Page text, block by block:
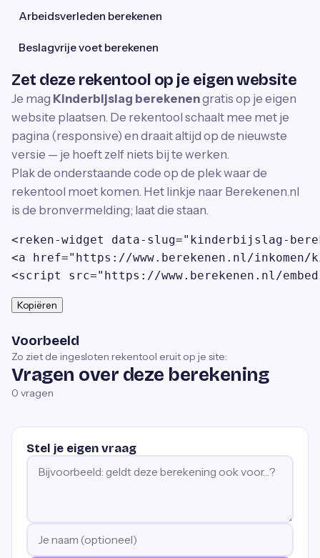
Arbeidsverleden berekenen
Beslagvrije voet berekenen
Zet deze rekentool op je eigen website
Je mag Kinderbijslag berekenengratis op je eigen
website plaatsen. De rekentool schaalt mee met je
pagina (responsive) en draait altijd op de nieuwste
versie — je hoeft zelf niets bij te werken.
Plak de onderstaande code op de plek waar de
rekentool moet komen. Het linkje naar Berekenen.nl
is de bronvermelding; laat die staan.
<reken-widget data-slug="kinderbijslag-
<a href="https://www.berekenen.nl/
<script src="https://www.berekenen.nl/
Kopiëren
Voorbeeld
Zo ziet de ingesloten rekentool eruit op je site:
Vragen over deze berekening
0 vragen
Stel je eigen vraag